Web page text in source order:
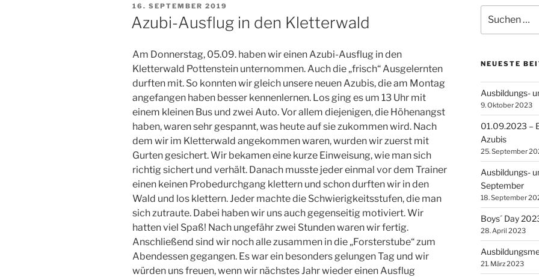
VERÖFFENTLICHT
AM
16. SEPTEMBER 2019
Azubi-Ausflug in den Kletterwald
Am Donnerstag, 05.09. haben wir einen Azubi-Ausflug in den
Kletterwald Pottenstein unternommen. Auch die „frisch“ Ausgelernten
durften mit. So konnten wir gleich unsere neuen Azubis, die am Montag
angefangen haben besser kennenlernen. Los ging es um 13 Uhr mit
einem kleinen Bus und zwei Auto. Vor allem diejenigen, die Höhenangst
haben, waren sehr gespannt, was heute auf sie zukommen wird. Nach
dem wir im Kletterwald angekommen waren, wurden wir zuerst mit
Gurten gesichert. Wir bekamen eine kurze Einweisung, wie man sich
richtig sichert und verhält. Danach musste jeder einmal vor dem Trainer
einen keinen Probedurchgang klettern und schon durften wir in den
Wald und los klettern. Jeder machte die Schwierigkeitsstufen, die man
sich zutraute. Dabei haben wir uns auch gegenseitig motiviert. Wir
hatten viel Spaß! Nach ungefähr zwei Stunden waren wir fertig.
Anschließend sind wir noch alle zusammen in die „Forsterstube“ zum
Abendessen gegangen. Es war ein besonders gelungen Tag und wir
würden uns freuen, wenn wir nächstes Jahr wieder einen Ausflug
nach:
NEUESTE
Ausbildungs-
9. Oktober 2023
01.09.2023 –
Azubis
25. September
Ausbildungs-
September
18. September
Boys´ Day
28. April 2023
21. März 2023